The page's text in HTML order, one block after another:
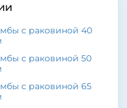
с раковиной 40
с раковиной 50
с раковиной 65